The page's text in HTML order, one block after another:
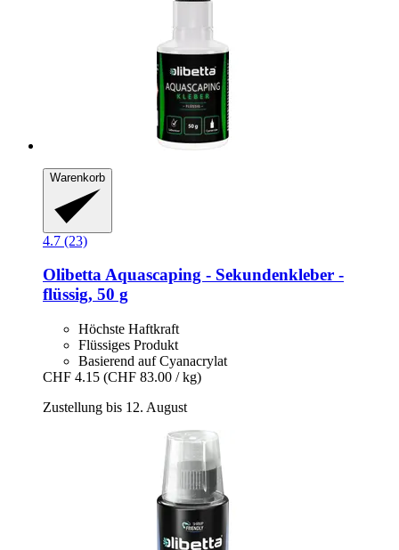
Warenkorb
4.7 (23)
OlibettaAquascaping -​ Sekundenkleber -​
flüssig, 50 g
Höchste Haftkraft
Flüssiges Produkt
Basierend auf Cyanacrylat
CHF 4.15 (CHF 83.00 / kg)
Zustellung bis 12. August